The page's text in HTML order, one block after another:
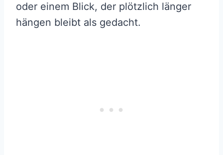
oder einem Blick, der plötzlich länger
hängen bleibt als gedacht.